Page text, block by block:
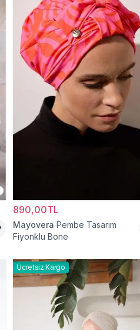
890,00TL
Mayovera Pembe Tasarım
Fiyonklu Bone
Ücretsiz Kargo